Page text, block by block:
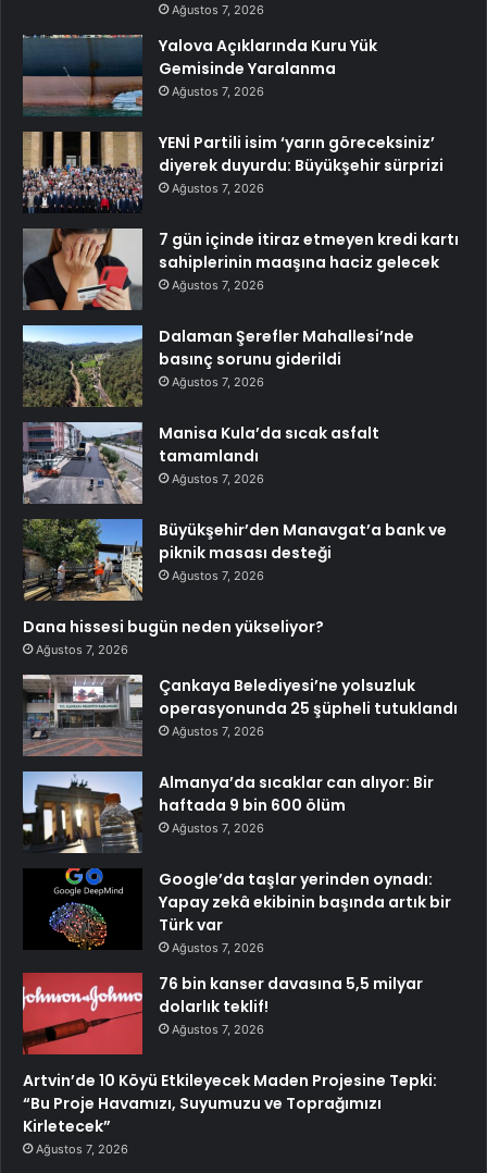
Ağustos 7, 2026
Yalova Açıklarında Kuru Yük
Gemisinde Yaralanma
Ağustos 7, 2026
YENİ Partili isim ‘yarın göreceksiniz’
diyerek duyurdu: Büyükşehir sürprizi
Ağustos 7, 2026
7 gün içinde itiraz etmeyen kredi kartı
sahiplerinin maaşına haciz gelecek
Ağustos 7, 2026
Dalaman Şerefler Mahallesi’nde
basınç sorunu giderildi
Ağustos 7, 2026
Manisa Kula’da sıcak asfalt
tamamlandı
Ağustos 7, 2026
Büyükşehir’den Manavgat’a bank ve
piknik masası desteği
Ağustos 7, 2026
Dana hissesi bugün neden yükseliyor?
Ağustos 7, 2026
Çankaya Belediyesi’ne yolsuzluk
operasyonunda 25 şüpheli tutuklandı
Ağustos 7, 2026
Almanya’da sıcaklar can alıyor: Bir
haftada 9 bin 600 ölüm
Ağustos 7, 2026
Google’da taşlar yerinden oynadı:
Yapay zekâ ekibinin başında artık bir
Türk var
Ağustos 7, 2026
76 bin kanser davasına 5,5 milyar
dolarlık teklif!
Ağustos 7, 2026
Artvin’de 10 Köyü Etkileyecek Maden Projesine Tepki:
“Bu Proje Havamızı, Suyumuzu ve Toprağımızı
Kirletecek”
Ağustos 7, 2026